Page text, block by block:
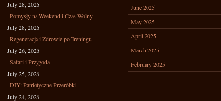
July 28, 2026
Pomysły na Weekend i Czas Wolny
July 28, 2026
Regeneracja i Zdrowie po Treningu
July 26, 2026
Safari i Przygoda
July 25, 2026
DIY: Patriotyczne Przeróbki
July 24, 2026
June 2025
May 2025
April 2025
March 2025
February 2025